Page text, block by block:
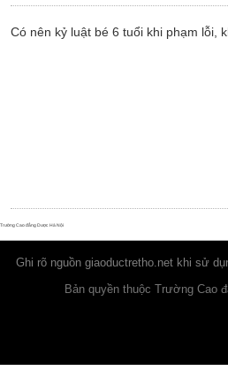
Có nên kỷ luật bé 6 tuổi khi phạm lỗi,
Ghi rõ nguồn giaoductretho.netkhi sử
Bản quyền thuộc Trường Cao
Trường Cao đẳng Dược Hà Nội